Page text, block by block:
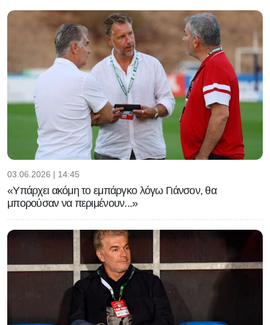
03.06.2026 | 14:45
«Υπάρχει ακόμη το εμπάργκο λόγω Γιάνσον, θα
μπορούσαν να περιμένουν...»